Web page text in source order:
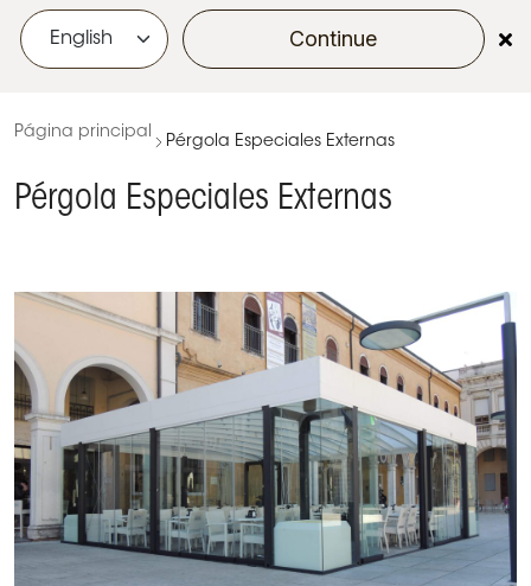
Continue
Página principal
Pérgola Especiales Externas
Pérgola Especiales Externas